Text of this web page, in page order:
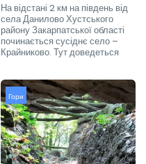
На відстані 2 км на південь від
села Данилово Хустського
району Закарпатської області
починається сусіднє село –
Крайниково. Тут доведеться
Гори